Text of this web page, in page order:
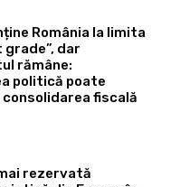
România la limita
dar
rămâne:
politică poate
fiscală
rezervată